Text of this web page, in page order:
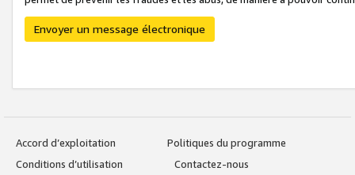
Envoyer un message électronique
Accord d’exploitation
Politiques du programme
Conditions d’utilisation
Contactez-nous